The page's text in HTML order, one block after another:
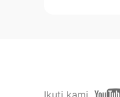
Ikuti kami